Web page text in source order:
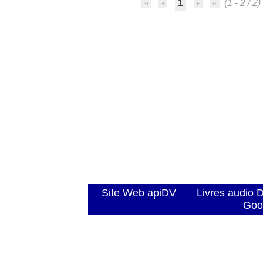
1 (1 - 2 / 2)
Site Web apiDV
Livres audio